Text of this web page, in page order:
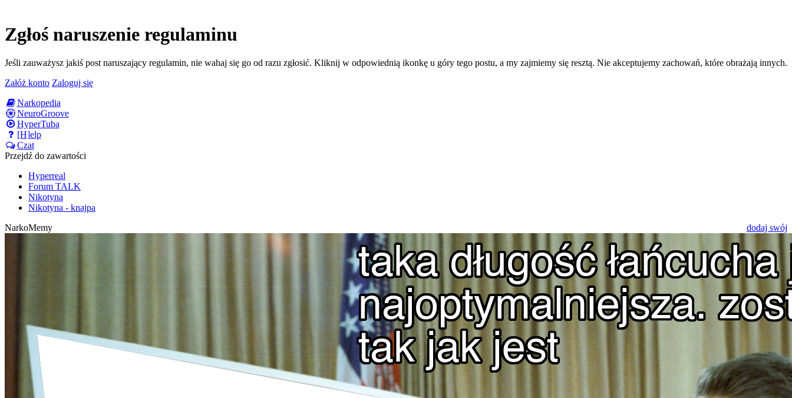
Zgłoś naruszenie regulaminu
Jeśli zauważysz jakiś post naruszający regulamin, nie wahaj się go od razu zgłosić. Kliknij w odpowiednią ikonkę u góry tego postu, a my zajmiemy się resztą. Nie akceptujemy zachowań, które obrażają innych.
Załóż konto Zaloguj się
Narkopedia
NeuroGroove
HyperTuba
[H]elp
Czat
Przejdź do zawartości
Hyperreal
Forum TALK
Nikotyna
Nikotyna - knajpa
NarkoMemy
dodaj swój